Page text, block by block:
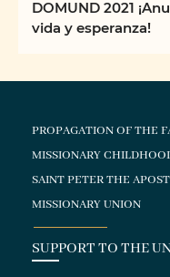
DOMUND 2021
vida y esperanza!
PROPAGATION OF THE
MISSIONARY
SAINT PETER THE
MISSIONARY UNION
SUPPORT TO THE